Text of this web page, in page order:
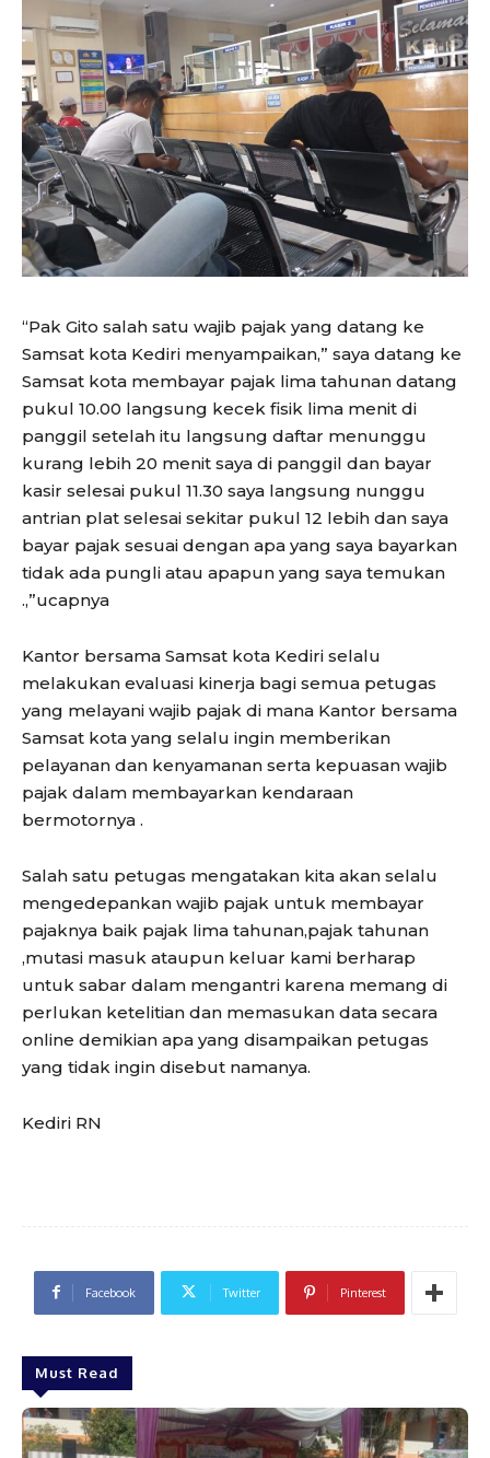
“Pak Gito salah satu wajib pajak yang datang ke
Samsat kota Kediri menyampaikan,” saya datang ke
Samsat kota membayar pajak lima tahunan datang
pukul 10.00 langsung kecek fisik lima menit di
panggil setelah itu langsung daftar menunggu
kurang lebih 20 menit saya di panggil dan bayar
kasir selesai pukul 11.30 saya langsung nunggu
antrian plat selesai sekitar pukul 12 lebih dan saya
bayar pajak sesuai dengan apa yang saya bayarkan
tidak ada pungli atau apapun yang saya temukan
.,”ucapnya
Kantor bersama Samsat kota Kediri selalu
melakukan evaluasi kinerja bagi semua petugas
yang melayani wajib pajak di mana Kantor bersama
Samsat kota yang selalu ingin memberikan
pelayanan dan kenyamanan serta kepuasan wajib
pajak dalam membayarkan kendaraan
bermotornya .
Salah satu petugas mengatakan kita akan selalu
mengedepankan wajib pajak untuk membayar
pajaknya baik pajak lima tahunan,pajak tahunan
,mutasi masuk ataupun keluar kami berharap
untuk sabar dalam mengantri karena memang di
perlukan ketelitian dan memasukan data secara
online demikian apa yang disampaikan petugas
yang tidak ingin disebut namanya.
Kediri RN
Facebook Twitter Pinterest
Must Read